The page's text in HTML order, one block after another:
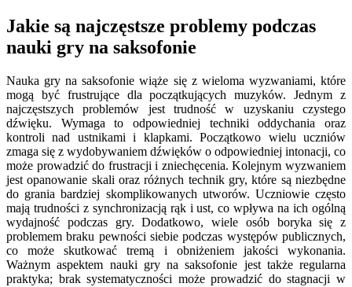
Jakie są najczęstsze problemy podczas
nauki gry na saksofonie
Nauka gry na saksofonie wiąże się z wieloma wyzwaniami, które
mogą być frustrujące dla początkujących muzyków. Jednym z
najczęstszych problemów jest trudność w uzyskaniu czystego
dźwięku. Wymaga to odpowiedniej techniki oddychania oraz
kontroli nad ustnikami i klapkami. Początkowo wielu uczniów
zmaga się z wydobywaniem dźwięków o odpowiedniej intonacji, co
może prowadzić do frustracji i zniechęcenia. Kolejnym wyzwaniem
jest opanowanie skali oraz różnych technik gry, które są niezbędne
do grania bardziej skomplikowanych utworów. Uczniowie często
mają trudności z synchronizacją rąk i ust, co wpływa na ich ogólną
wydajność podczas gry. Dodatkowo, wiele osób boryka się z
problemem braku pewności siebie podczas występów publicznych,
co może skutkować tremą i obniżeniem jakości wykonania.
Ważnym aspektem nauki gry na saksofonie jest także regularna
praktyka; brak systematyczności może prowadzić do stagnacji w